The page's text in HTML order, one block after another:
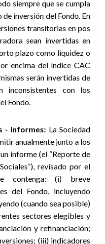
siempre que se cumpla
inversión del Fondo. En
transitorias en pos
sean invertidas en
plazo como liquidez o
encima del índice CAC
serán invertidas de
inconsistentes con los
Fondo.
- Informes: La Sociedad
anualmente junto a los
informe (el “Reporte de
revisado por el
contenga: (i) breve
del Fondo, incluyendo
(cuando sea posible)
sectores elegibles y
y refinanciación;
(iii) indicadores